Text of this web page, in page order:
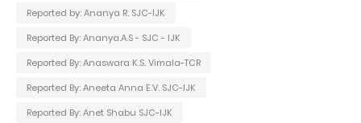
Reported by: Ananya R. SJC-IJK
Reported By: Ananya.A.S - SJC - IJK
Reported By: Anaswara K.S. Vimala-TCR
Reported By: Aneeta Anna E.V. SJC-IJK
Reported By: Anet Shabu SJC-IJK